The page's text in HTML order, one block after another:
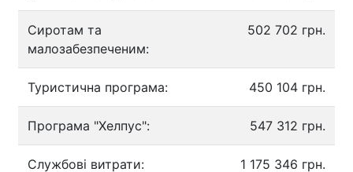
Сиротам та
малозабезпеченим:
502 702 грн.
Туристична програма: 450 104 грн.
Програма "Хелпус": 547 312 грн.
Службові витрати: 1 175 346 грн.